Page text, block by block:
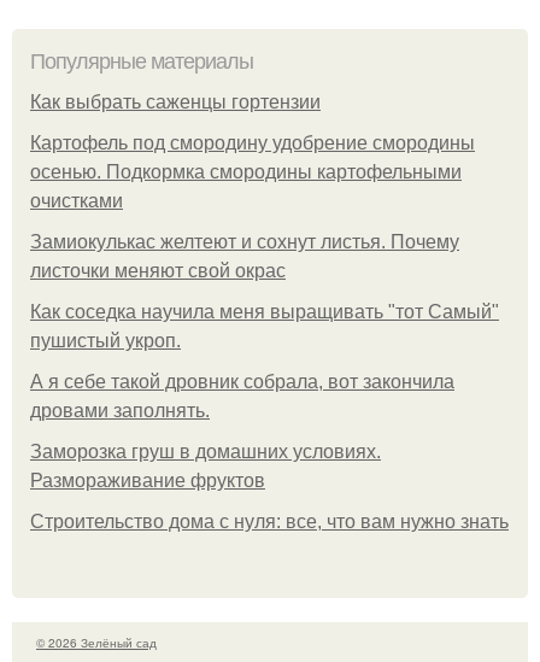
Популярные материалы
Как выбрать саженцы гортензии
Картофель под смородину удобрение смородины
осенью. Подкормка смородины картофельными
очистками
Замиокулькас желтеют и сохнут листья. Почему
листочки меняют свой окрас
Как соседка научила меня выращивать "тот Самый"
пушистый укроп.
А я себе такой дровник собрала, вот закончила
дровами заполнять.
Заморозка груш в домашних условиях.
Размораживание фруктов
Строительство дома с нуля: все, что вам нужно знать
© 2026 Зелёный сад